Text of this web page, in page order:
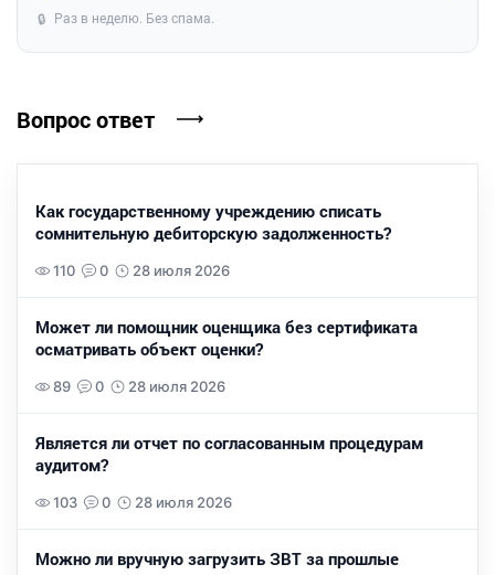
🔒 Раз в неделю. Без спама.
Вопрос ответ
Как государственному учреждению списать
сомнительную дебиторскую задолженность?
110 0 28 июля 2026
Может ли помощник оценщика без сертификата
осматривать объект оценки?
89 0 28 июля 2026
Является ли отчет по согласованным процедурам
аудитом?
103 0 28 июля 2026
Можно ли вручную загрузить ЗВТ за прошлые